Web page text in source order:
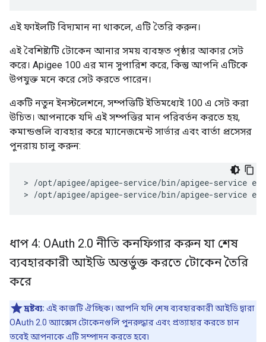
এই ফাইলটি বিদ্যমান না থাকলে, এটি তৈরি করুন।
এই বৈশিষ্ট্যটি টোকেন আনার সময় ব্যবহৃত পৃষ্ঠার আকার সেট
করে। Apigee 100 এর মান সুপারিশ করে, কিন্তু আপনি এটিকে
উপযুক্ত মনে করে সেট করতে পারেন।
একটি নতুন ইনস্টলেশনে, সম্পত্তিটি ইতিমধ্যেই 100 এ সেট করা
উচিত। আপনাকে যদি এই সম্পত্তির মান পরিবর্তন করতে হয়,
কমান্ডগুলি ব্যবহার করে ম্যানেজমেন্ট সার্ভার এবং বার্তা প্রসেসর
পুনরায় চালু করুন:
> /opt/apigee/apigee-service/bin/apigee-service
> /opt/apigee/apigee-service/bin/apigee-service
ধাপ 4: OAuth 2.0 নীতি কনফিগার করুন যা শেষ
ব্যবহারকারী আইডি অন্তর্ভুক্ত করতে টোকেন তৈরি
করে
দ্রষ্টব্য: এই কাজটি ঐচ্ছিক। আপনি যদি শেষ ব্যবহারকারী আইডি দ্বারা
OAuth 2.0 অ্যাক্সেস টোকেনগুলি পুনরুদ্ধার এবং প্রত্যাহার করতে চান
তবেই আপনাকে এটি সম্পাদন করতে হবে৷